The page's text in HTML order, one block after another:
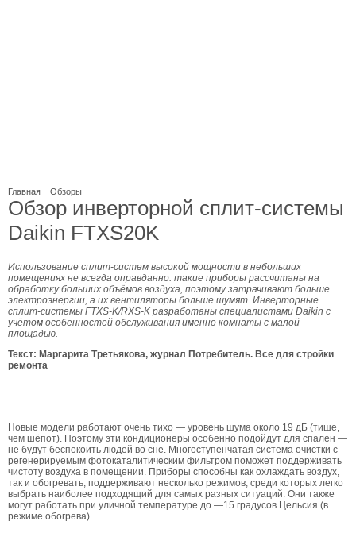
Главная Обзоры
Обзор инверторной сплит-системы
Daikin FTXS20K
Использование сплит-систем высокой мощности в небольших
помещениях не всегда оправданно: такие приборы рассчитаны на
обработку больших объёмов воздуха, поэтому затрачивают больше
электроэнергии, а их вентиляторы больше шумят. Инверторные
сплит-системы FTXS-K/RXS-K разработаны специалиста­ми Daikin с
учётом особенностей обслуживания именно комнаты с малой
площадью.
Текст: Маргарита Третьякова, журнал Потребитель. Все для стройки
ремонта
Новые модели работают очень тихо — уровень шума около 19 дБ (тише,
чем шёпот). Поэтому эти кондиционеры особен­но подойдут для спален —
не будут беспокоить людей во сне. Многоступенчатая система очистки с
регенерируемым фотока­талитическим фильтром поможет поддерживать
чистоту возду­ха в помещении. Приборы способны как охлаждать воздух,
так и обогревать, поддерживают несколько режимов, среди которых легко
выбрать наиболее подходящий для самых разных ситуаций. Они также
могут работать при уличной температуре до —15 гра­дусов Цельсия (в
режиме обогрева).